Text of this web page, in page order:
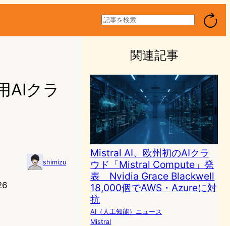
検
索
AIクラ
shimizu
関連記事
Mistral AI、欧州初のAIクラ
ウド「Mistral Compute」発
表 Nvidia Grace Blackwell
18,000個でAWS・Azureに対
抗
AI（人工知能）ニュース
Mistral